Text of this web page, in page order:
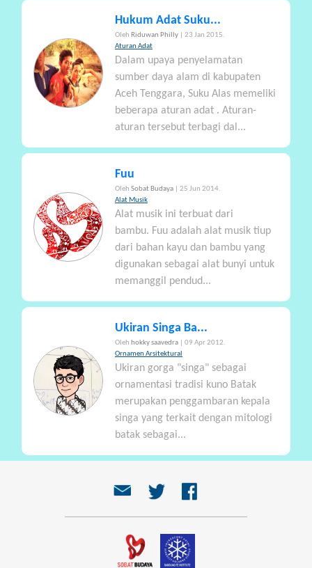
Hukum Adat Suku...
Oleh Riduwan Philly
| 23 Jan 2015.
Aturan Adat
Dalam upaya penyelamatan
sumber daya alam di kabupaten
Aceh Tenggara, Suku Alas memeliki
beberapa aturan adat . Aturan-
aturan tersebut terbagi dal...
Fuu
Oleh Sobat Budaya
| 25 Jun 2014.
Alat Musik
Alat musik ini terbuat dari
bambu. Fuu adalah alat musik tiup
dari bahan kayu dan bambu yang
digunakan sebagai alat bunyi untuk
memanggil pendud...
Ukiran Singa Ba...
Oleh hokky saavedra
| 09 Apr 2012.
Ornamen Arsitektural
Ukiran gorga "singa" sebagai
ornamentasi tradisi kuno Batak
merupakan penggambaran kepala
singa yang terkait dengan mitologi
batak sebagai...